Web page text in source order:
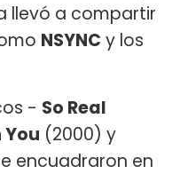
llevó a compartir
NSYNC y los
- So Real
You (2000) y
encuadraron en